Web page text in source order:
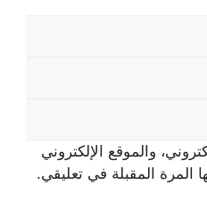
والموقع الإلكتروني
المرة المقبلة في تعليقي.